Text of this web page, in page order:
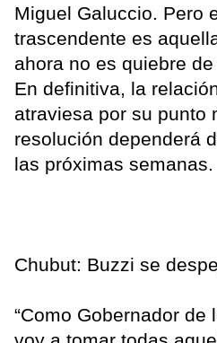
Miguel Galuccio. Pero
trascendente es
ahora no es quiebre
En definitiva, la
atraviesa por su punto
resolución dependerá
las próximas semanas.
Chubut: Buzzi se
“Como Gobernador de